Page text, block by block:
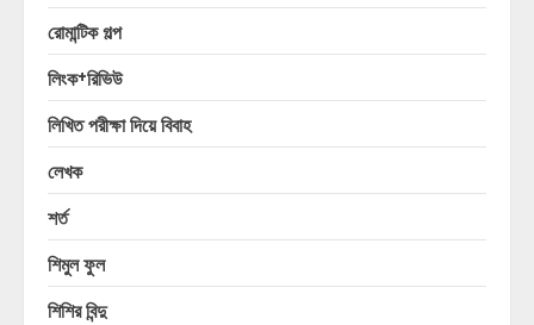
রোমান্টিক গল্প
লিংক+রিভিউ
লিখিত পরীক্ষা দিয়ে বিবাহ
লেখক
শর্ত
শিমুল ফুল
শিশির বিন্দু